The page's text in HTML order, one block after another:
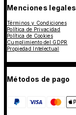
Menciones legales
Términos y Condiciones
Política de Privacidad
Política de Cookies
Cumplimiento del GDPR
Propiedad Intelectual
Métodos de pago